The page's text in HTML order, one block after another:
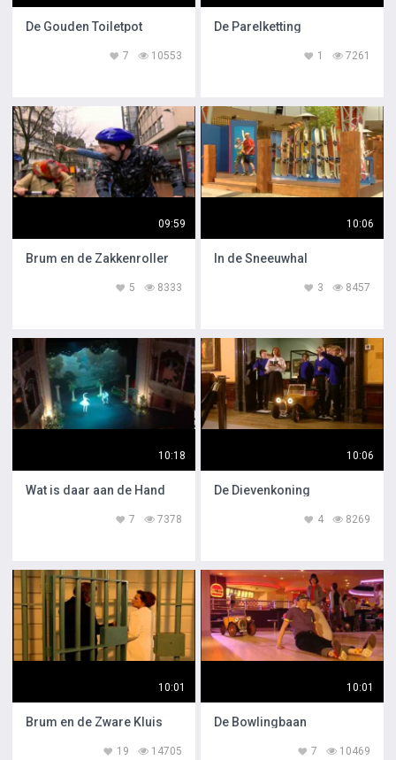
De Gouden Toiletpot
10553
7
De Parelketting
7261
1
09:59
Brum en de Zakkenroller
8333
5
10:06
In de Sneeuwhal
8457
3
10:18
Wat is daar aan de Hand
7378
7
10:06
De Dievenkoning
8269
4
10:01
Brum en de Zware Kluis
14705
19
10:01
De Bowlingbaan
10469
7